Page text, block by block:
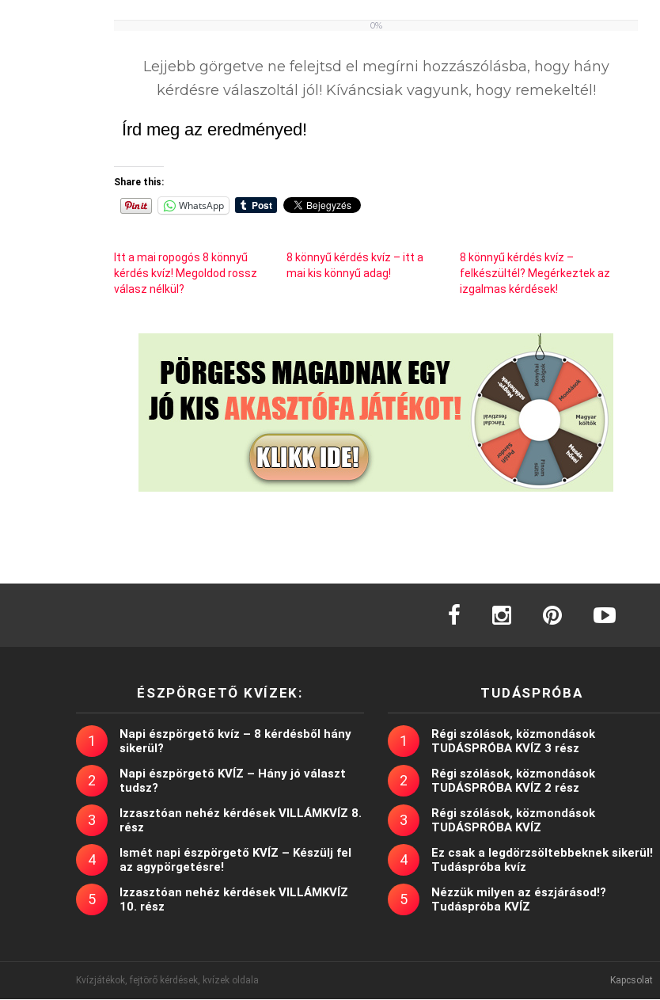
0%
Lejjebb görgetve ne felejtsd el megírni hozzászólásba, hogy hány
kérdésre válaszoltál jól! Kíváncsiak vagyunk, hogy remekeltél!
Írd meg az eredményed!
Share this:
WhatsApp
Itt a mai ropogós 8 könnyű
kérdés kvíz! Megoldod rossz
válasz nélkül?
8 könnyű kérdés kvíz – itt a
mai kis könnyű adag!
8 könnyű kérdés kvíz –
felkészültél? Megérkeztek az
izgalmas kérdések!
facebook instagram
ÉSZPÖRGETŐ KVÍZEK:
Napi észpörgető kvíz – 8 kérdésből hány
sikerül?
Napi észpörgető KVÍZ – Hány jó választ
tudsz?
Izzasztóan nehéz kérdések VILLÁMKVÍZ 8.
rész
Ismét napi észpörgető KVÍZ – Készülj fel
az agypörgetésre!
Izzasztóan nehéz kérdések VILLÁMKVÍZ
10. rész
TUDÁSPRÓBA
Régi szólások, közmondások
TUDÁSPRÓBA KVÍZ 3 rész
Régi szólások, közmondások
TUDÁSPRÓBA KVÍZ 2 rész
Régi szólások, közmondások
TUDÁSPRÓBA KVÍZ
Ez csak a legdörzsöltebbeknek sikerül!
Tudáspróba kvíz
Nézzük milyen az észjárásod!?
Tudáspróba KVÍZ
Kvízjátékok, fejtörő kérdések, kvízek oldala Kapcsolat